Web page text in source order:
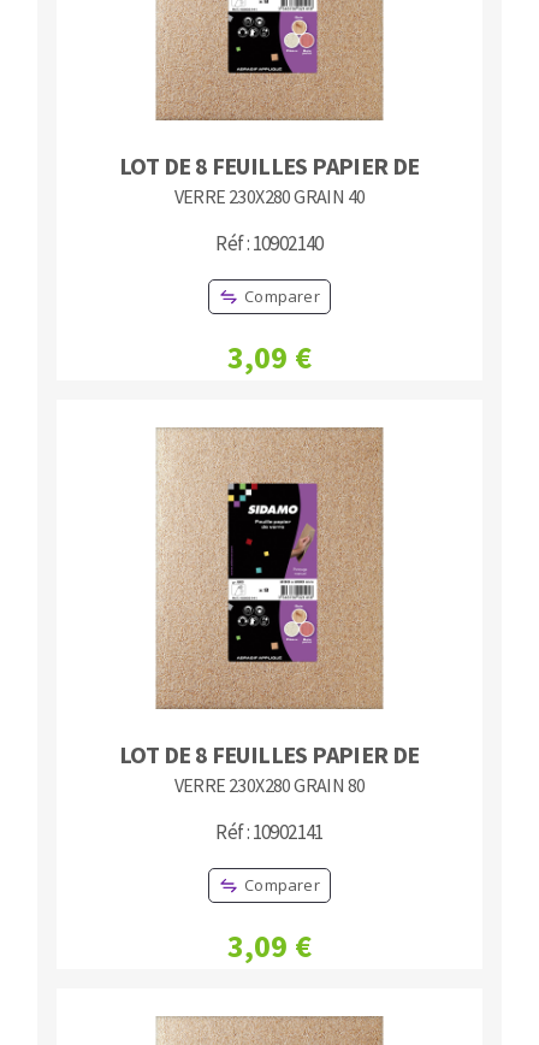
LOT DE 8 FEUILLES PAPIER DE
VERRE 230X280 GRAIN 40
Réf : 10902140
Comparer
3,09 €
LOT DE 8 FEUILLES PAPIER DE
VERRE 230X280 GRAIN 80
Réf : 10902141
Comparer
3,09 €